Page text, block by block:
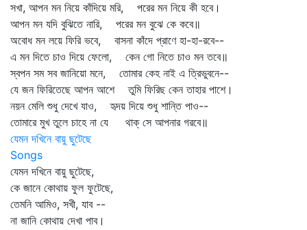
সখা, আপন মন নিয়ে কাঁদিয়ে মরি, পরের মন নিয়ে কী হবে।
আপন মন যদি বুঝিতে নারি, পরের মন বুঝে কে কবে॥
অবোধ মন লয়ে ফিরি ভবে, বাসনা কাঁদে প্রাণে হা-হা-রবে--
এ মন দিতে চাও দিয়ে ফেলো, কেন গো নিতে চাও মন তবে॥
স্বপন সম সব জানিয়ো মনে, তোমার কেহ নাই এ ত্রিভুবনে--
যে জন ফিরিতেছে আপন আশে তুমি ফিরিছ কেন তাহার পাশে।
নয়ন মেলি শুধু দেখে যাও, হৃদয় দিয়ে শুধু শান্তি পাও--
তোমারে মুখ তুলে চাহে না যে থাক্‌ সে আপনার গরবে॥
যেমন দখিনে বায়ু ছুটেছে
Songs
যেমন দখিনে বায়ু ছুটেছে,
কে জানে কোথায় ফুল ফুটেছে,
তেমনি আমিও, সখী, যাব --
না জানি কোথায় দেখা পাব।